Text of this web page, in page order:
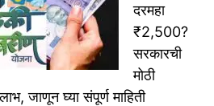
दरमहा
₹2,500?
सरकारची
मोठी
जाणून घ्या संपूर्ण माहिती